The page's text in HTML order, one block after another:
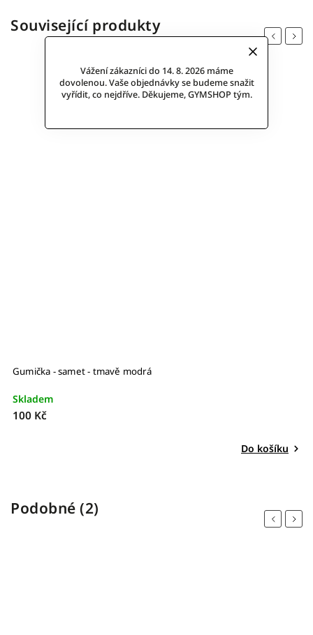
Vážení zákazníci do 14. 8. 2026 máme
dovolenou. Vaše objednávky se budeme snažit
vyřídit, co nejdříve. Děkujeme, GYMSHOP tým.
Související produkty
Previous
Gumička - samet - tmavě modrá
Skladem
100 Kč
Do košíku
Next
Podobné (2)
Previous
Next